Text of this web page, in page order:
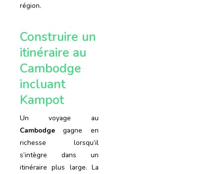
région.
Construire un
itinéraire au
Cambodge
incluant
Kampot
Un voyage au
Cambodge gagne en
richesse lorsqu’il
s’intègre dans un
itinéraire plus large. La